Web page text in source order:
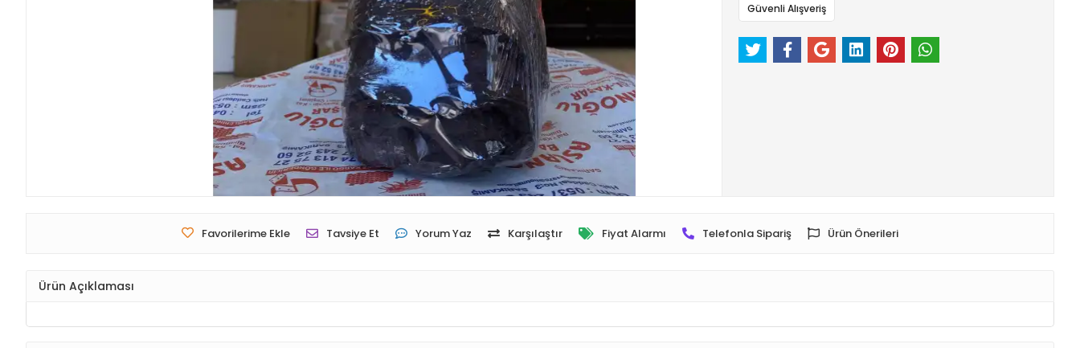
Güvenli Alışveriş
Favorilerime Ekle Tavsiye Et Yorum Yaz Karşılaştır Fiyat Alarmı Telefonla Sipariş Ürün Önerileri
Ürün Açıklaması